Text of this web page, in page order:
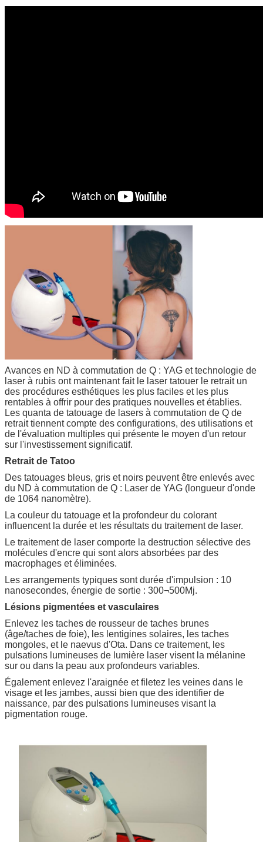
Avances en ND à commutation de Q : YAG et technologie de
laser à rubis ont maintenant fait le laser tatouer le retrait un
des procédures esthétiques les plus faciles et les plus
rentables à offrir pour des pratiques nouvelles et établies.
Les quanta de tatouage de lasers à commutation de Q de
retrait tiennent compte des configurations, des utilisations et
de l'évaluation multiples qui présente le moyen d'un retour
sur l'investissement significatif.
Retrait de Tatoo
Des tatouages bleus, gris et noirs peuvent être enlevés avec
du ND à commutation de Q : Laser de YAG (longueur d'onde
de 1064 nanomètre).
La couleur du tatouage et la profondeur du colorant
influencent la durée et les résultats du traitement de laser.
Le traitement de laser comporte la destruction sélective des
molécules d'encre qui sont alors absorbées par des
macrophages et éliminées.
Les arrangements typiques sont durée d'impulsion : 10
nanosecondes, énergie de sortie : 300¬500Mj.
Lésions pigmentées et vasculaires
Enlevez les taches de rousseur de taches brunes
(âge/taches de foie), les lentigines solaires, les taches
mongoles, et le naevus d'Ota. Dans ce traitement, les
pulsations lumineuses de lumière laser visent la mélanine
sur ou dans la peau aux profondeurs variables.
Également enlevez l'araignée et filetez les veines dans le
visage et les jambes, aussi bien que des identifier de
naissance, par des pulsations lumineuses visant la
pigmentation rouge.